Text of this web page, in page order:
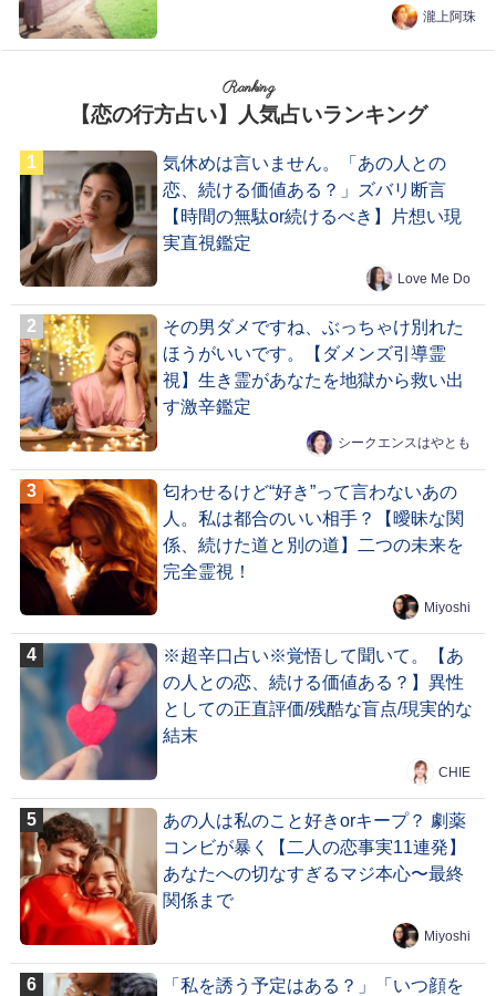
瀧上阿珠
Ranking
【恋の行方占い】人気占いランキング
気休めは言いません。「あの人との
恋、続ける価値ある？」ズバリ断言
【時間の無駄or続けるべき】片想い現
実直視鑑定
Love Me Do
その男ダメですね、ぶっちゃけ別れた
ほうがいいです。【ダメンズ引導霊
視】生き霊があなたを地獄から救い出
す激辛鑑定
シークエンスはやとも
匂わせるけど“好き”って言わないあの
人。私は都合のいい相手？【曖昧な関
係、続けた道と別の道】二つの未来を
完全霊視！
Miyoshi
※超辛口占い※覚悟して聞いて。【あ
の人との恋、続ける価値ある？】異性
としての正直評価/残酷な盲点/現実的な
結末
CHIE
あの人は私のこと好きorキープ？ 劇薬
コンビが暴く【二人の恋事実11連発】
あなたへの切なすぎるマジ本心〜最終
関係まで
Miyoshi
「私を誘う予定はある？」「いつ顔を